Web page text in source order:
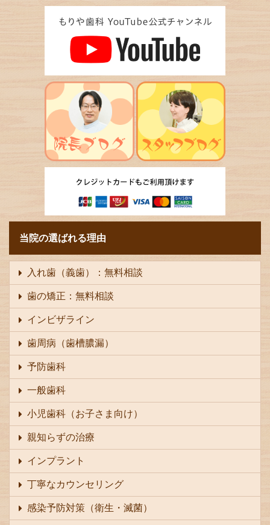
当院の選ばれる理由
入れ歯（義歯）：無料相談
歯の矯正：無料相談
インビザライン
歯周病（歯槽膿漏）
予防歯科
一般歯科
小児歯科（お子さま向け）
親知らずの治療
インプラント
丁寧なカウンセリング
感染予防対策（衛生・滅菌）